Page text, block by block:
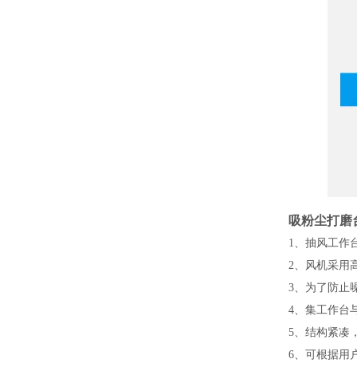
吸粉尘打磨
1、抽风工作
2、风机采用
3、为了防止
4、集工作台
5、结构紧凑
6、可根据用